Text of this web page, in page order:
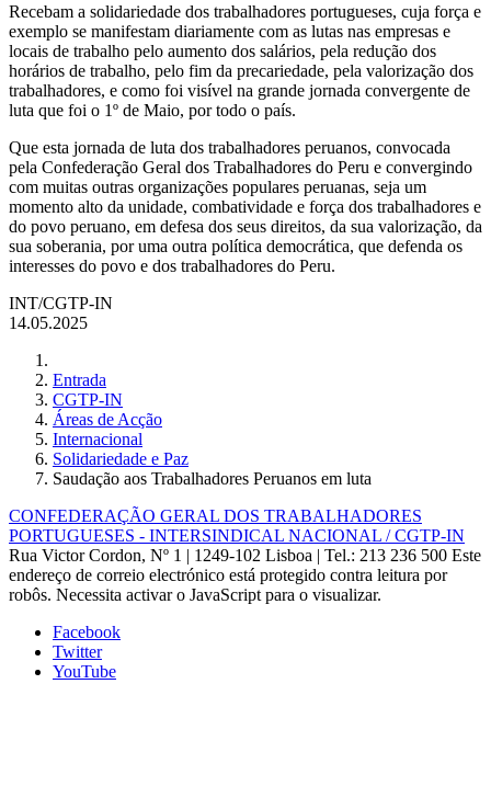
Recebam a solidariedade dos trabalhadores portugueses, cuja força e
exemplo se manifestam diariamente com as lutas nas empresas e
locais de trabalho pelo aumento dos salários, pela redução dos
horários de trabalho, pelo fim da precariedade, pela valorização dos
trabalhadores, e como foi visível na grande jornada convergente de
luta que foi o 1º de Maio, por todo o país.
Que esta jornada de luta dos trabalhadores peruanos, convocada
pela Confederação Geral dos Trabalhadores do Peru e convergindo
com muitas outras organizações populares peruanas, seja um
momento alto da unidade, combatividade e força dos trabalhadores e
do povo peruano, em defesa dos seus direitos, da sua valorização, da
sua soberania, por uma outra política democrática, que defenda os
interesses do povo e dos trabalhadores do Peru.
INT/CGTP-IN
14.05.2025
Entrada
CGTP-IN
Áreas de Acção
Internacional
Solidariedade e Paz
Saudação aos Trabalhadores Peruanos em luta
CONFEDERAÇÃO GERAL DOS TRABALHADORES
PORTUGUESES - INTERSINDICAL NACIONAL / CGTP-IN
Rua Victor Cordon, Nº 1 | 1249-102 Lisboa | Tel.: 213 236 500 Este
endereço de correio electrónico está protegido contra leitura por
robôs. Necessita activar o JavaScript para o visualizar.
Facebook
Twitter
YouTube